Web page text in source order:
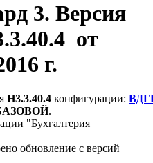
3. Версия
от
г.
Н3.3.40.4 конфигурации:
.
"Бухгалтерия
обновление с версий